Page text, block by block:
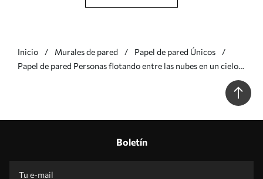
Inicio Murales de pared
Papel de pared Únicos
Papel de pared Personas flotando entre las nubes en un cielo
Boletín